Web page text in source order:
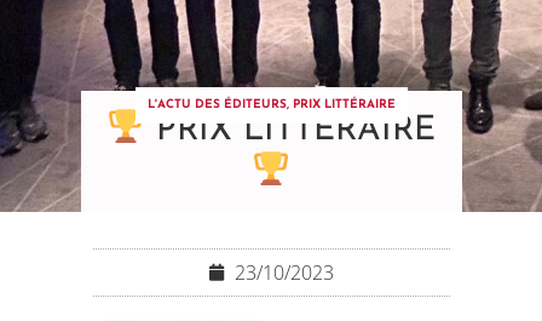
L'ACTU DES ÉDITEURS, PRIX LITTÉRAIRE
PRIX LITTÉRAIRE
23/10/2023